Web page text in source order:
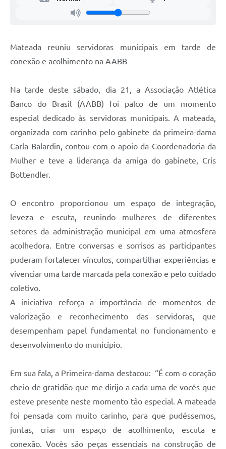
Mateada reuniu servidoras municipais em tarde de
conexão e acolhimento na AABB
Na tarde deste sábado, dia 21, a Associação Atlética
Banco do Brasil (AABB) foi palco de um momento
especial dedicado às servidoras municipais. A mateada,
organizada com carinho pelo gabinete da primeira-dama
Carla Balardin, contou com o apoio da Coordenadoria da
Mulher e teve a liderança da amiga do gabinete, Cris
Bottendler.
O encontro proporcionou um espaço de integração,
leveza e escuta, reunindo mulheres de diferentes
setores da administração municipal em uma atmosfera
acolhedora. Entre conversas e sorrisos as participantes
puderam fortalecer vínculos, compartilhar experiências e
vivenciar uma tarde marcada pela conexão e pelo cuidado
coletivo.
A iniciativa reforça a importância de momentos de
valorização e reconhecimento das servidoras, que
desempenham papel fundamental no funcionamento e
desenvolvimento do município.
Em sua fala, a Primeira-dama destacou: “É com o coração
cheio de gratidão que me dirijo a cada uma de vocês que
esteve presente neste momento tão especial. A mateada
foi pensada com muito carinho, para que pudéssemos,
juntas, criar um espaço de acolhimento, escuta e
conexão. Vocês são peças essenciais na construção de